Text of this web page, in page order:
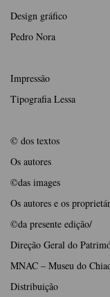
Design gráfico
Pedro Nora
Impressão
Tipografia Lessa
© dos textos
Os autores
©das images
Os autores e os
©da presente edição/
Direção Geral do
MNAC – Museu do
Distribuição